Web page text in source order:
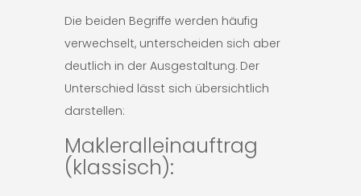
Die beiden Begriffe werden häufig
verwechselt, unterscheiden sich aber
deutlich in der Ausgestaltung. Der
Unterschied lässt sich übersichtlich
darstellen:
Makleralleinauftrag
(klassisch):